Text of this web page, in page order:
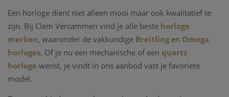
Een horloge dient niet alleen mooi maar ook kwalitatief te
zijn. Bij Clem Vercammen vind je alle beste horloge
merken, waaronder de vakkundige Breitling en Omega
horloges. Of je nu een mechanische of een quartz
horloge wenst, je vindt in ons aanbod vast je favoriete
model.